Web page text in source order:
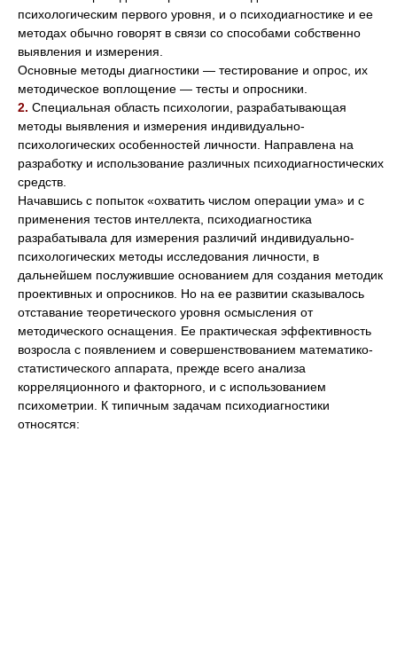
психологическим первого уровня, и о психодиагностике и ее
методах обычно говорят в связи со способами собственно
выявления и измерения.
Основные методы диагностики — тестирование и опрос, их
методическое воплощение — тесты и опросники.
2. Специальная область психологии, разрабатывающая
методы выявления и измерения индивидуально-
психологических особенностей личности. Направлена на
разработку и использование различных психодиагностических
средств.
Начавшись с попыток «охватить числом операции ума» и с
применения тестов интеллекта, психодиагностика
разрабатывала для измерения различий индивидуально-
психологических методы исследования личности, в
дальнейшем послужившие основанием для создания методик
проективных и опросников. Но на ее развитии сказывалось
отставание теоретического уровня осмысления от
методического оснащения. Ее практическая эффективность
возросла с появлением и совершенствованием математико-
статистического аппарата, прежде всего анализа
корреляционного и факторного, и с использованием
психометрии. К типичным задачам психодиагностики
относятся: